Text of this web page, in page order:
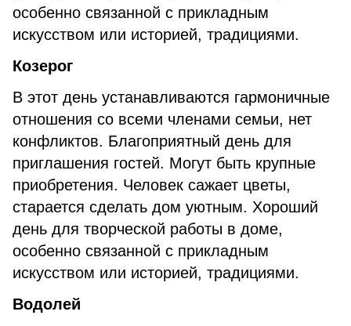
особенно связанной с прикладным
искусством или историей, традициями.
Козерог
В этот день устанавливаются гармоничные
отношения со всеми членами семьи, нет
конфликтов. Благоприятный день для
приглашения гостей. Могут быть крупные
приобретения. Человек сажает цветы,
старается сделать дом уютным. Хороший
день для творческой работы в доме,
особенно связанной с прикладным
искусством или историей, традициями.
Водолей